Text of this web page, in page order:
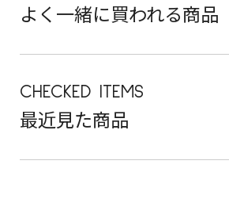
よく一緒に買われる商品
CHECKED ITEMS
最近見た商品